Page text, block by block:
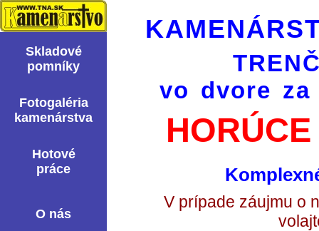
Skladové
pomní­ky
Fotogaléria
kamenárstva
Hotové
práce
O nás
vo dvore za
V prípade záujmu o